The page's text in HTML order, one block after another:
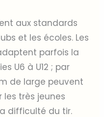
aux standards
et les écoles. Les
parfois la
U6 à U12 ; par
de large peuvent
très jeunes
difficulté du tir.